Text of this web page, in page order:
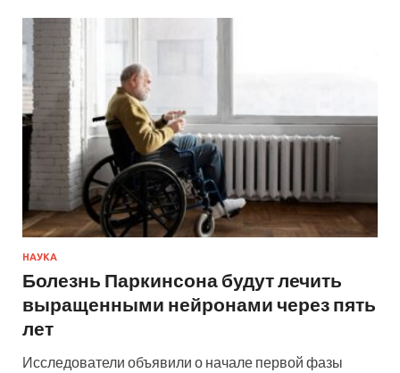
НАУКА
Болезнь Паркинсона будут лечить
выращенными нейронами через пять
лет
Исследователи объявили о начале первой фазы